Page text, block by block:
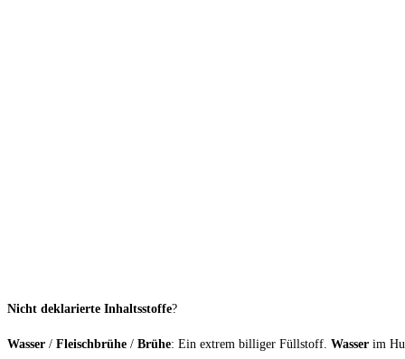
Nicht deklarierte Inhaltsstoffe?
Wasser / Fleischbrühe / Brühe: Ein extrem billiger Füllstoff. Wasser im